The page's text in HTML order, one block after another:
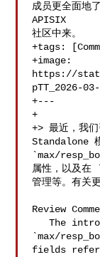
成员更全面地
APISIX
社区中来。
+tags:
+image:
https://
pTT_2026-
+---
+
+> 最近，我
Standalone
`max/
属性，以及
管理等。有关
Review
   The intro blockquote mentions
`max/
fields